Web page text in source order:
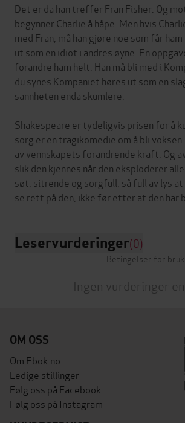
Det er da han treffer Fran Fisher. Og
begynner Charlie å håpe. Men hvis
med Fran, må han gjøre noe som får
ut som en idiot i andres øyne. En
forandre ham helt. Han må bli med i
du synes Kompaniet høres ut som en
sannheten enda skumlere.
Shakespeare er tydeligvis prisen for å
sorg er en tragikomedie om å bli
av vennskapets forandrende kraft. Og
slik den kjennes når den eksploderer
søt, sitrende og sorgfull, så full av lys at
Leservurderinger(0)
Betingelser for
Ingen vurderinger
OM OSS
Om Ebok.no
Ledige stillinger
Følg oss på Facebook
Følg oss på Instagram